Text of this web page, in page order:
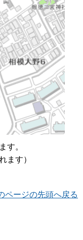
す。
ます）
ページの先頭へ戻る